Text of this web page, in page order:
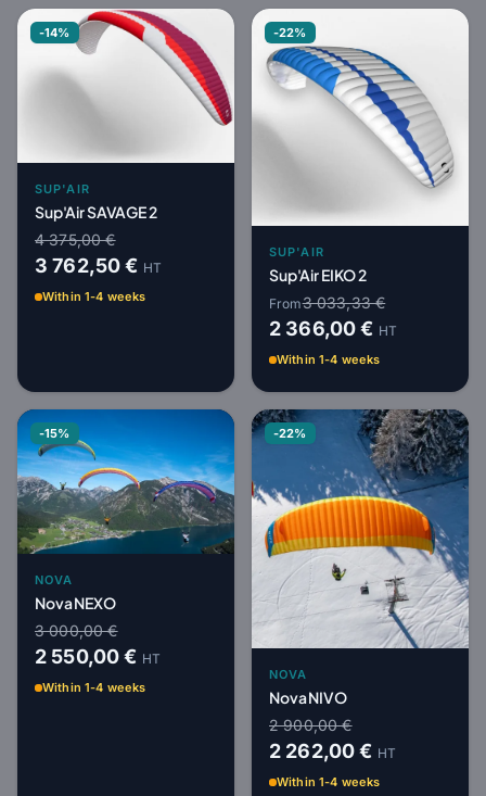
-14%
SUP'AIR
Sup'Air SAVAGE 2
4 375,00 €
3 762,50 € HT
Within 1-4 weeks
-22%
SUP'AIR
Sup'Air EIKO 2
From3 033,33 €
2 366,00 € HT
Within 1-4 weeks
-15%
NOVA
Nova NEXO
3 000,00 €
2 550,00 € HT
Within 1-4 weeks
-22%
NOVA
Nova NIVO
2 900,00 €
2 262,00 € HT
Within 1-4 weeks